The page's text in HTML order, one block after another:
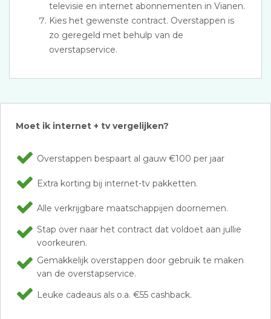
televisie en internet abonnementen in Vianen.
Kies het gewenste contract. Overstappen is
zo geregeld met behulp van de
overstapservice.
Moet ik internet + tv vergelijken?
Overstappen bespaart al gauw €100 per jaar
Extra korting bij internet-tv pakketten.
Alle verkrijgbare maatschappijen doornemen.
Stap over naar het contract dat voldoet aan jullie
voorkeuren.
Gemakkelijk overstappen door gebruik te maken
van de overstapservice.
Leuke cadeaus als o.a. €55 cashback.